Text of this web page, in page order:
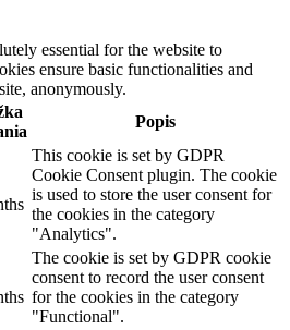
essential for the website to
ensure basic functionalities and
anonymously.
Popis
This cookie is set by GDPR
Cookie Consent plugin. The cookie
is used to store the user consent for
the cookies in the category
"Analytics".
The cookie is set by GDPR cookie
consent to record the user consent
for the cookies in the category
"Functional".